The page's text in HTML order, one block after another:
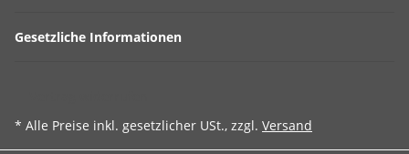
Gesetzliche Informationen
* Alle Preise inkl. gesetzlicher USt., zzgl. Versand